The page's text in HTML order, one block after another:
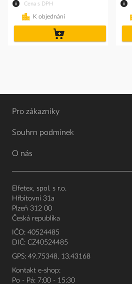
Cena s DPH
K objednání
Pro zákazníky
Souhrn podmínek
O nás
Elfetex, spol. s r.o.
Hřbitovní 31a
Plzeň 312 00
Česká republika
IČO: 40524485
DIČ: CZ40524485
GPS: 49.75348, 13.43168
Kontakt e-shop:
Po - Pá: 7:00 - 15:30